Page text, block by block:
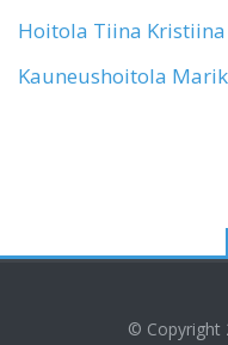
Hoitola Tiina
Kauneushoitola
© Copyright